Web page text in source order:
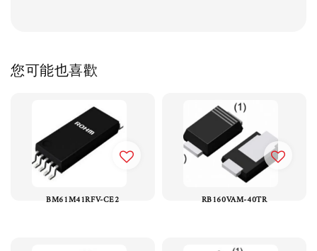
您可能也喜歡
BM61M41RFV-CE2 RB160VAM-40TR